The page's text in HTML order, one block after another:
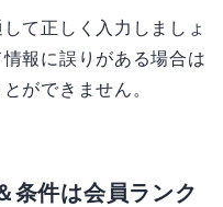
て正しく入力しましょ
報に誤りがある場合は
ができません。
条件は会員ランク